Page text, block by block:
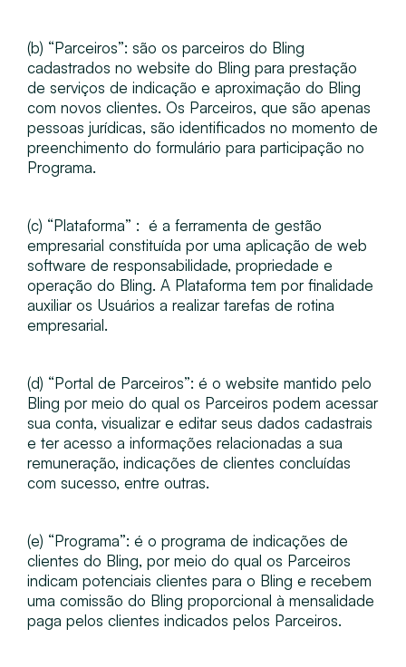
(b) “​Parceiros​”: são os parceiros do Bling
cadastrados no website do Bling para prestação
de serviços de indicação e aproximação do Bling
com novos clientes. Os Parceiros, que são apenas
pessoas jurídicas, são identificados no momento de
preenchimento do formulário para participação no
Programa.
(c) “Plataforma”​ : ​ é a ferramenta de gestão
empresarial constituída por uma aplicação de web
software de responsabilidade, propriedade e
operação do Bling. A Plataforma tem por finalidade
auxiliar os Usuários a realizar tarefas de rotina
empresarial.
(d) “Portal de Parceiros​”: é o website mantido pelo
Bling por meio do qual os Parceiros podem acessar
sua conta, visualizar e editar seus dados cadastrais
e ter acesso a informações relacionadas a sua
remuneração, indicações de clientes concluídas
com sucesso, entre outras.
(e) “​Programa​”: é o programa de indicações de
clientes do Bling, por meio do qual os Parceiros
indicam potenciais clientes para o Bling e recebem
uma comissão do Bling proporcional à mensalidade
paga pelos clientes indicados pelos Parceiros.